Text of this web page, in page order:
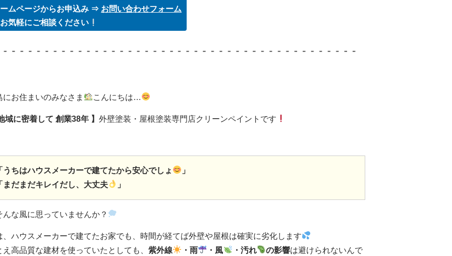
ムページからお申込み ⇒ お問い合わせフォーム
気軽にご相談ください
にお住まいのみなさま こんにちは…
域に密着して 創業38年 】 外壁塗装・屋根塗装専門店クリーンペイントです
うちはハウスメーカーで建てたから安心でしょ
」
まだまだキレイだし、大丈夫
」
な風に思っていませんか？
、ハウスメーカーで建てたお家でも、時間が経てば外壁や屋根は確実に劣化します
え高品質な建材を使っていたとしても、 紫外線 ・雨 ・風 ・汚れ の影響は避けられないんで